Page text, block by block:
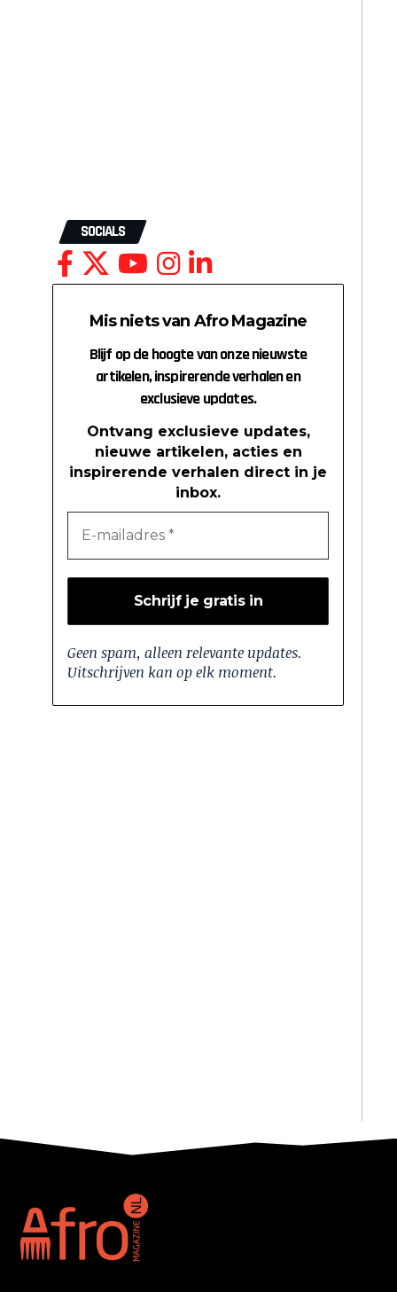
SOCIALS
Mis niets van Afro Magazine
Blijf op de hoogte van onze nieuwste
artikelen, inspirerende verhalen en
exclusieve updates.
Ontvang exclusieve updates,
nieuwe artikelen, acties en
inspirerende verhalen direct in je
inbox.
Geen spam, alleen relevante updates.
Uitschrijven kan op elk moment.